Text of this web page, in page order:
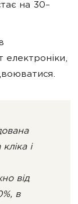
на 30–
електроніки,
і
від
в